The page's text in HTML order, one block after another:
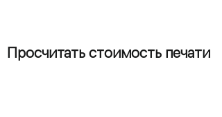
Просчитать стоимость печати